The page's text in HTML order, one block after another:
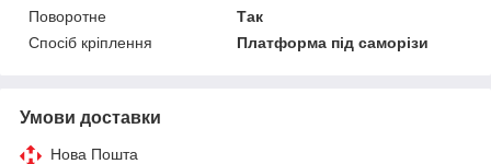
Поворотне
Так
Спосіб кріплення
Платформа під саморізи
Умови доставки
Нова Пошта